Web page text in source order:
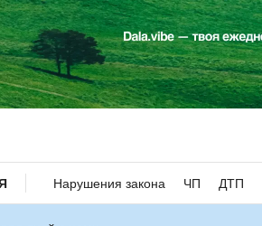
Нарушения закона ЧП ДТП